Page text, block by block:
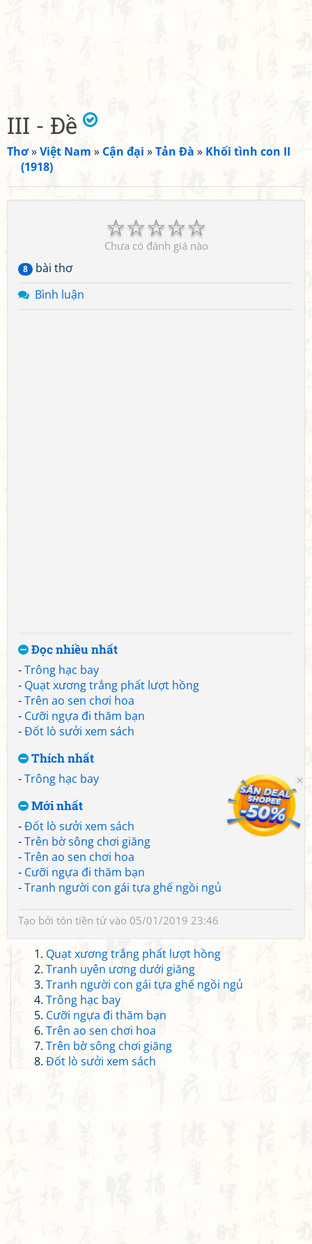
III - Đề
Thơ»Việt Nam » Cận đại »Tản Đà » Khối tình con II
(1918)
☆
☆
☆
☆
☆
Chưa có đánh giá nào
8
bài thơ
Bình luận
Đọc nhiều nhất
-Trông hạc bay
- Quạt xương trắng phất lượt hồng
-Trên ao sen chơi hoa
- Cưỡi ngựa đi thăm bạn
-Đốt lò sưởi xem sách
Thích nhất
-Trông hạc bay
Mới nhất
-Đốt lò sưởi xem sách
-Trên bờ sông chơi giăng
-Trên ao sen chơi hoa
- Cưỡi ngựa đi thăm bạn
-Tranh người con gái tựa ghế ngồi ngủ
Tạo bởi tôn tiền tửvào 05/01/2019 23:46
Quạt xương trắng phất lượt hồng
Tranh uyên ương dưới giăng
Tranh người con gái tựa ghế ngồi ngủ
Trông hạc bay
Cưỡi ngựa đi thăm bạn
Trên ao sen chơi hoa
Trên bờ sông chơi giăng
Đốt lò sưởi xem sách